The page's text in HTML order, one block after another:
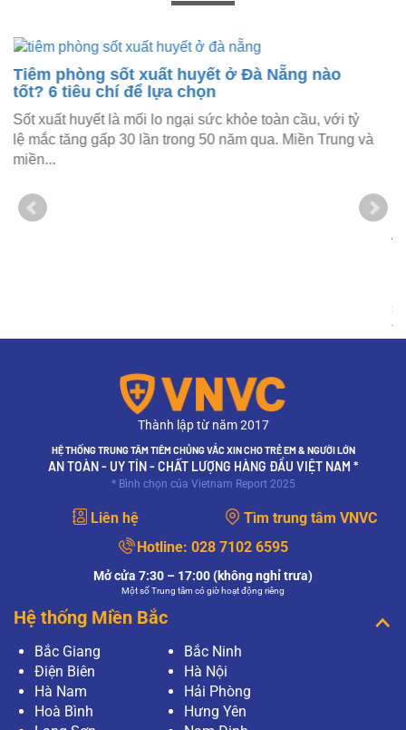
Thành lập từ năm 2017
HỆ THỐNG TRUNG TÂM TIÊM CHỦNG VẮC XIN CHO TRẺ EM & NGƯỜI LỚN
AN TOÀN - UY TÍN - CHẤT LƯỢNG HÀNG ĐẦU VIỆT NAM *
* Bình chọn của Vietnam Report 2025
Liên hệ
Tìm trung tâm VNVC
Hotline: 028 7102 6595
Mở cửa 7:30 – 17:00 (không nghỉ trưa)
Một số Trung tâm có giờ hoạt động riêng
Hệ thống Miền Bắc
Bắc Giang
Bắc Ninh
Điện Biên
Hà Nội
Hà Nam
Hải Phòng
Hoà Bình
Hưng Yên